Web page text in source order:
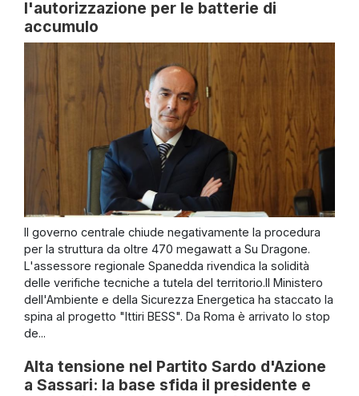
l'autorizzazione per le batterie di
accumulo
Il governo centrale chiude negativamente la procedura
per la struttura da oltre 470 megawatt a Su Dragone.
L'assessore regionale Spanedda rivendica la solidità
delle verifiche tecniche a tutela del territorio.Il Ministero
dell'Ambiente e della Sicurezza Energetica ha staccato la
spina al progetto "Ittiri BESS". Da Roma è arrivato lo stop
de...
Alta tensione nel Partito Sardo d'Azione
a Sassari: la base sfida il presidente e